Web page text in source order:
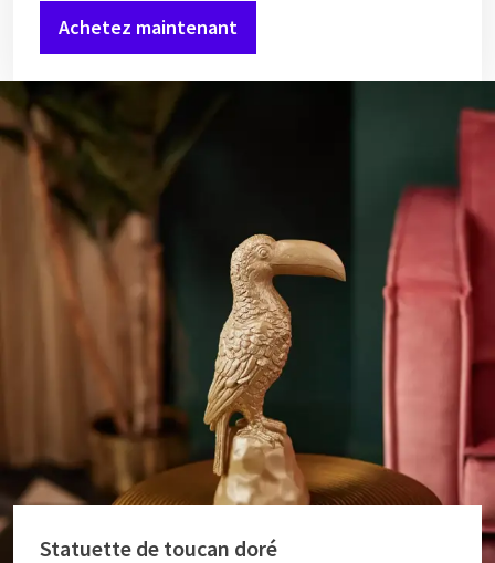
Achetez maintenant
Statuette de toucan doré